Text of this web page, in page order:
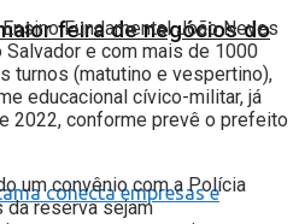
feira de negócios do
Fundamental João Neves
Salvador e com mais de 1000
turnos (matutino e vespertino),
educacional cívico-militar, já
2022, conforme prevê o prefeito
um convênio com a Polícia
da reserva sejam